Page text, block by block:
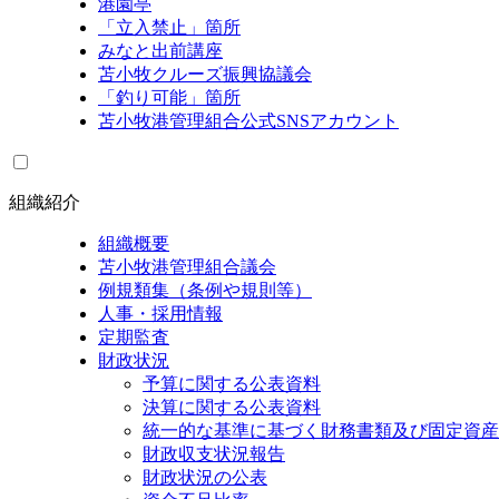
港園亭
「立入禁止」箇所
みなと出前講座
苫小牧クルーズ振興協議会
「釣り可能」箇所
苫小牧港管理組合公式SNSアカウント
組織紹介
組織概要
苫小牧港管理組合議会
例規類集（条例や規則等）
人事・採用情報
定期監査
財政状況
予算に関する公表資料
決算に関する公表資料
統一的な基準に基づく財務書類及び固定資
財政収支状況報告
財政状況の公表